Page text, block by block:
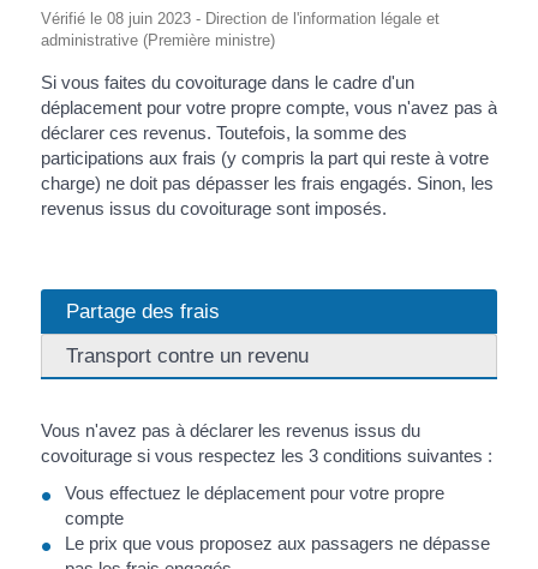
Vérifié le 08 juin 2023 - Direction de l'information légale et
administrative (Première ministre)
Si vous faites du covoiturage dans le cadre d'un
déplacement pour votre propre compte, vous n'avez pas à
déclarer ces revenus. Toutefois, la somme des
participations aux frais (y compris la part qui reste à votre
charge) ne doit pas dépasser les frais engagés. Sinon, les
revenus issus du covoiturage sont imposés.
Partage des frais
Transport contre un revenu
Vous n'avez pas à déclarer les revenus issus du
covoiturage si vous respectez les 3 conditions suivantes :
Vous effectuez le déplacement pour votre propre
compte
Le prix que vous proposez aux passagers ne dépasse